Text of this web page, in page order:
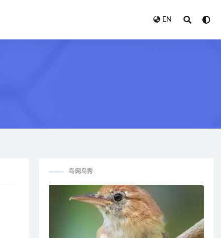
EN
鸟网鸟秀